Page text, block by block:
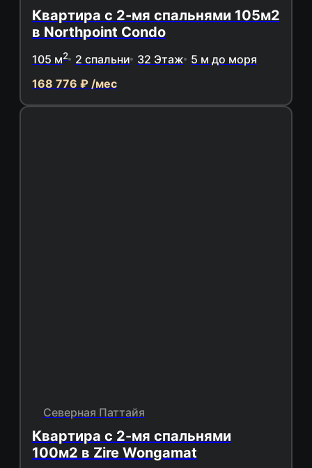
Квартира с 2-мя спальнями 105м2
в Northpoint Condo
105 м2 2 спальни 32 Этаж 5 м до моря
168 776 ₽ /мес
Северная Паттайя
Квартира с 2-мя спальнями
100м2 в Zire Wongamat